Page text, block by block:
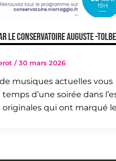
LE CONSERVATOIRE AUGUSTE -
/30 mars 2026
de musiques actuelles vous
d’une soirée dans
originales qui ont marqué le